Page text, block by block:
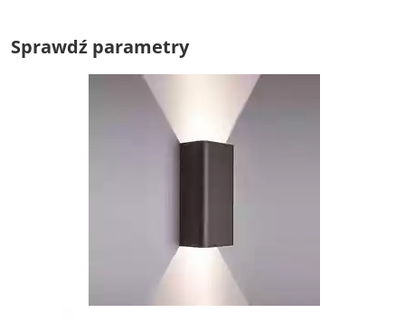
Sprawdź parametry